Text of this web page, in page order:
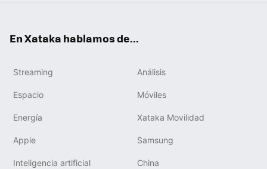
En Xataka hablamos de...
Streaming Análisis
Espacio Móviles
Energía Xataka Movilidad
Apple Samsung
Inteligencia artificial China